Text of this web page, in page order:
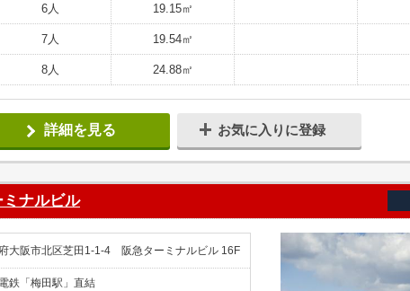
6人 19.15㎡
7人 19.54㎡
8人 24.88㎡
詳細を見る お気に入りに登録
ミナルビル
大阪市北区芝田1-1-4 阪急ターミナルビル 16F
鉄「梅田駅」直結